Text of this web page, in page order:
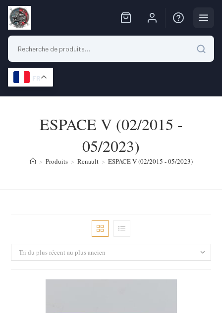
FR
ESPACE V (02/2015 -
05/2023)
> Produits > Renault > ESPACE V (02/2015 - 05/2023)
Tri du plus récent au plus ancien